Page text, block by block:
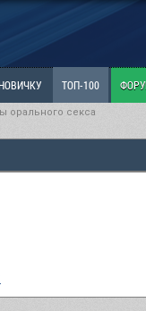
ТОП-100
Наболевшее. Выскажись!
орального секса